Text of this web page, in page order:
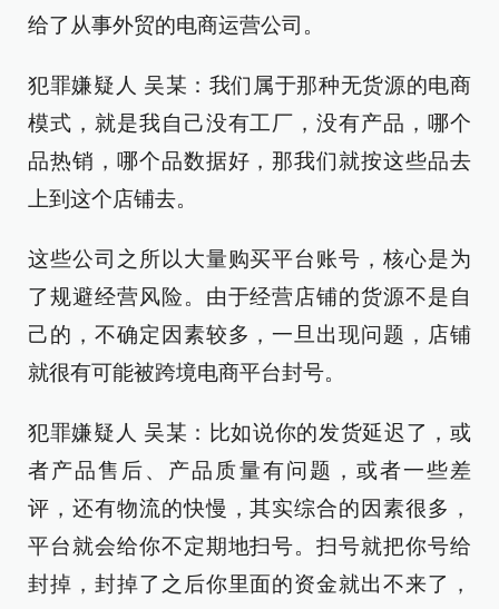
给了从事外贸的电商运营公司。
犯罪嫌疑人 吴某：我们属于那种无货源的电商
模式，就是我自己没有工厂，没有产品，哪个
品热销，哪个品数据好，那我们就按这些品去
上到这个店铺去。
这些公司之所以大量购买平台账号，核心是为
了规避经营风险。由于经营店铺的货源不是自
己的，不确定因素较多，一旦出现问题，店铺
就很有可能被跨境电商平台封号。
犯罪嫌疑人 吴某：比如说你的发货延迟了，或
者产品售后、产品质量有问题，或者一些差
评，还有物流的快慢，其实综合的因素很多，
平台就会给你不定期地扫号。扫号就把你号给
封掉，封掉了之后你里面的资金就出不来了，